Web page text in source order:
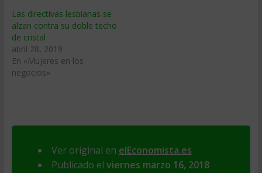
Las directivas lesbianas se
alzan contra su doble techo
de cristal
abril 28, 2019
En «Mujeres en los
negocios»
Ver original en elEconomista.es
Publicado el viernes marzo 16, 2018